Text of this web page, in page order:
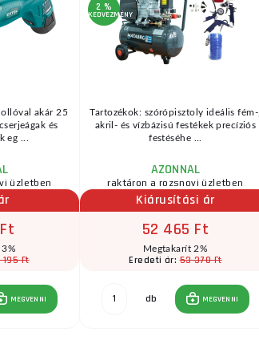
akár 25
és
eg ...
üzletben
195 Ft
MEGVENNI
2 %
KEDVEZMÉNY
Tartozékok: szórópisztoly ideális fém-,
akril- és vízbázisú festékek precíziós
festéséhe ...
AZONNAL
raktáron a rozsnovi üzletben
Kiárusítási ár
52 465 Ft
Megtakarít 2%
Eredeti ár:53 370 Ft
db MEGVENNI